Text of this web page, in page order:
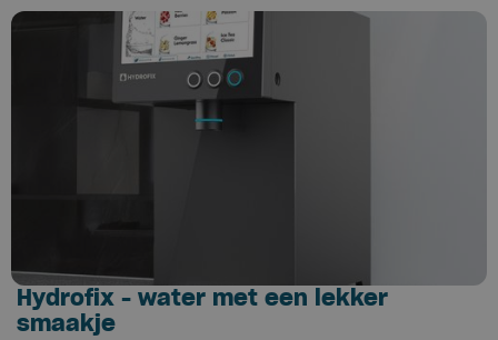
Hydrofix - water met een lekker
smaakje